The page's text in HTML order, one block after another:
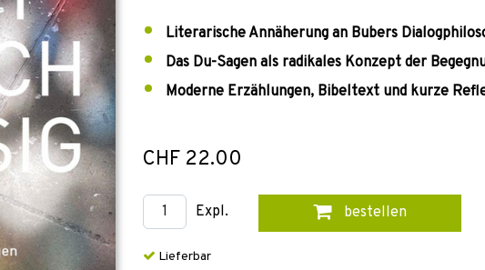
Literarische Annäherung an Bubers
Das Du-Sagen als radikales Konzept der
Moderne Erzählungen, Bibeltext und kurze
CHF 22.00
Expl. bestellen
Lieferbar